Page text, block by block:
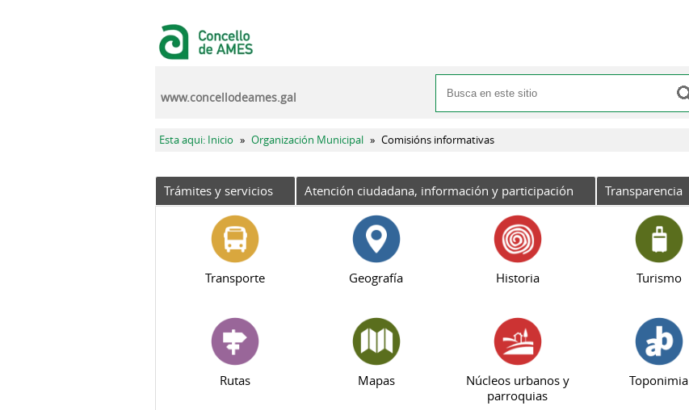
Formulario de búsqueda
Buscar
www.concellodeames.gal
Se encuentra usted aquí
Esta aqui: Inicio » Organización Municipal » Comisións informativas
Trámites y servicios Atención ciudadana, información y participación Transparencia
Transporte Geografía Historia Turismo
Rutas Mapas
Núcleos urbanos y
parroquias
Toponimia